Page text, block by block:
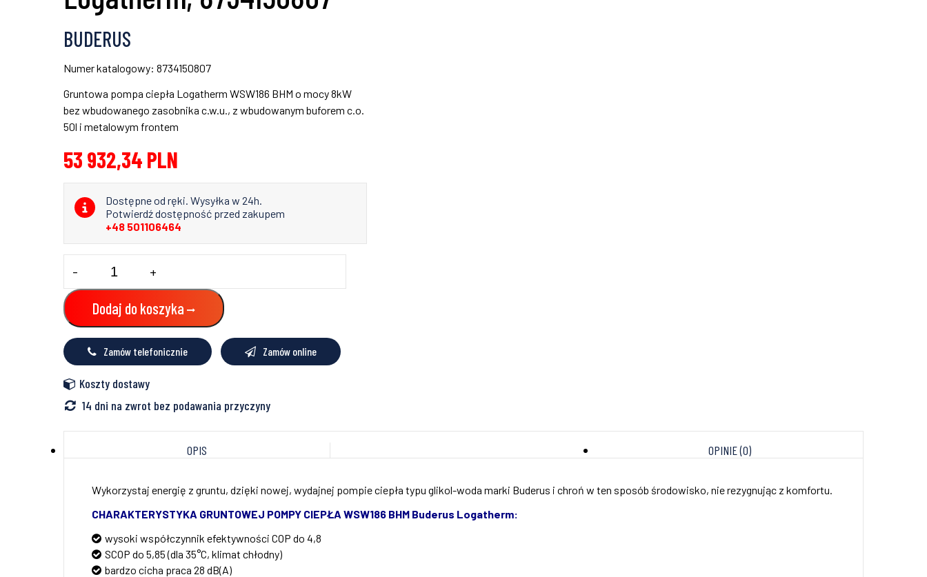
BUDERUS
Numer katalogowy: 8734150807
Gruntowa pompa ciepła Logatherm WSW186 BHM o mocy 8kW
bez wbudowanego zasobnika c.w.u., z wbudowanym buforem c.o.
50l i metalowym frontem
53 932,34 PLN
Dostępne od ręki. Wysyłka w 24h.
Potwierdź dostępność przed zakupem
+48 501106464
Gruntowa
pompa
ciepła
WSW186-
8
BHM
Buderus
Logatherm,
8734150807
- +
Dodaj do koszyka
Zamów telefonicznie Zamów online
Koszty dostawy
14 dni na zwrot bez podawania przyczyny
OPIS OPINIE (0)
Wykorzystaj energię z gruntu, dzięki nowej, wydajnej pompie ciepła typu glikol-woda marki Buderus i chroń w ten sposób środowisko, nie rezygnując z komfortu.
CHARAKTERYSTYKA GRUNTOWEJ POMPY CIEPŁA WSW186 BHM Buderus Logatherm:
wysoki współczynnik efektywności COP do 4,8
SCOP do 5,85 (dla 35°C, klimat chłodny)
bardzo cicha praca 28 dB(A)